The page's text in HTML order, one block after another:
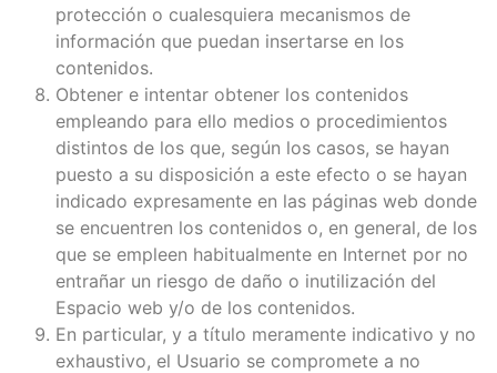
protección o cualesquiera mecanismos de
información que puedan insertarse en los
contenidos.
Obtener e intentar obtener los contenidos
empleando para ello medios o procedimientos
distintos de los que, según los casos, se hayan
puesto a su disposición a este efecto o se hayan
indicado expresamente en las páginas web donde
se encuentren los contenidos o, en general, de los
que se empleen habitualmente en Internet por no
entrañar un riesgo de daño o inutilización del
Espacio web y/o de los contenidos.
En particular, y a título meramente indicativo y no
exhaustivo, el Usuario se compromete a no